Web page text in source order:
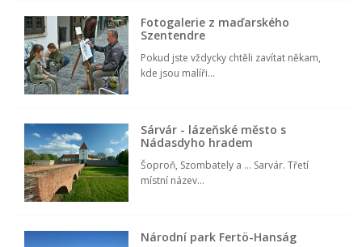
Fotogalerie z maďarského
Szentendre
Pokud jste vždycky chtěli zavítat někam,
kde jsou malíři...
Sárvár - lázeňské město s
Nádasdyho hradem
Šoproň, Szombately a ... Sarvár. Třetí
místní název...
Národní park Fertö-Hanság